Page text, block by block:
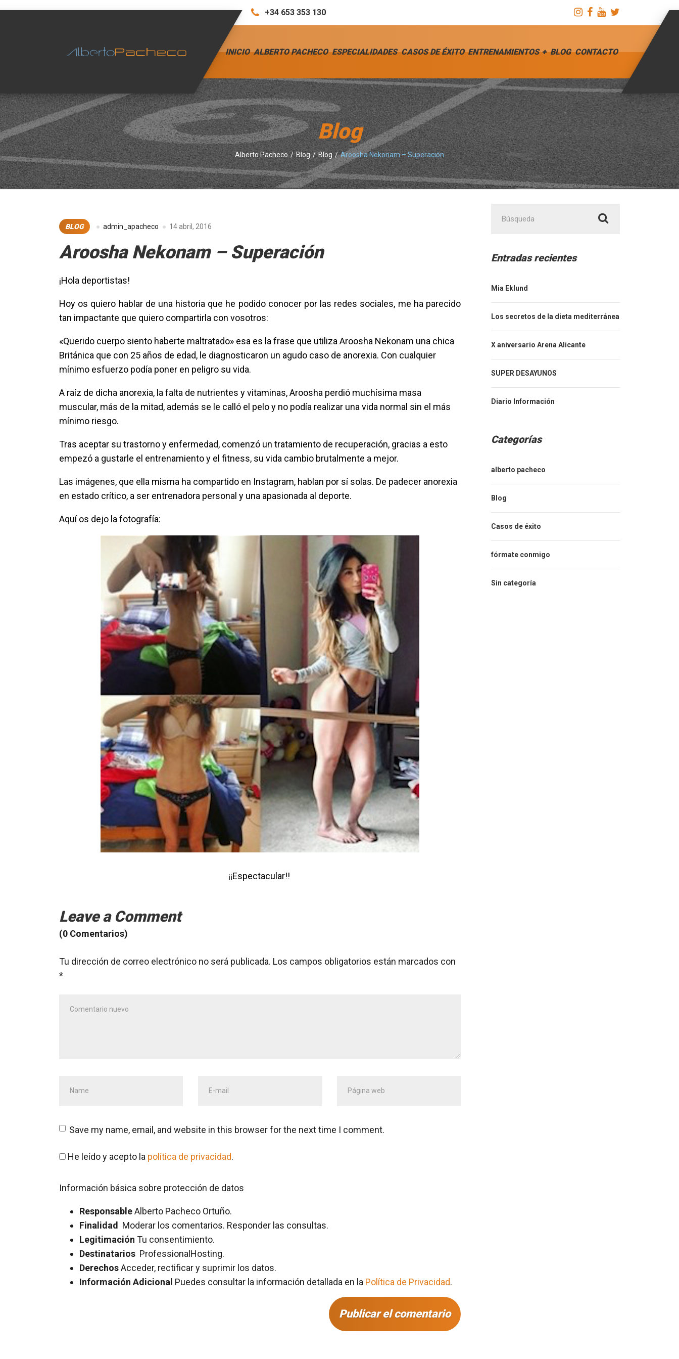
+34 653 353 130
INICIO ALBERTO PACHECO ESPECIALIDADES CASOS DE ÉXITO ENTRENAMIENTOS BLOG CONTACTO
Blog
Alberto Pacheco Blog Blog Aroosha Nekonam – Superación
BLOG admin_apacheco 14 abril, 2016
Aroosha Nekonam – Superación
¡Hola deportistas!
Hoy os quiero hablar de una historia que he podido conocer por las redes sociales, me ha parecido
tan impactante que quiero compartirla con vosotros:
«Querido cuerpo siento haberte maltratado» esa es la frase que utiliza Aroosha Nekonam una chica
Británica que con 25 años de edad, le diagnosticaron un agudo caso de anorexia. Con cualquier
mínimo esfuerzo podía poner en peligro su vida.
A raíz de dicha anorexia, la falta de nutrientes y vitaminas, Aroosha perdió muchísima masa
muscular, más de la mitad, además se le calló el pelo y no podía realizar una vida normal sin el más
mínimo riesgo.
Tras aceptar su trastorno y enfermedad, comenzó un tratamiento de recuperación, gracias a esto
empezó a gustarle el entrenamiento y el fitness, su vida cambio brutalmente a mejor.
Las imágenes, que ella misma ha compartido en Instagram, hablan por sí solas. De padecer anorexia
en estado crítico, a ser entrenadora personal y una apasionada al deporte.
Aquí os dejo la fotografía:
¡¡Espectacular!!
Leave a Comment
(0 Comentarios)
Tu dirección de correo electrónico no será publicada. Los campos obligatorios están marcados con
*
comentario*
apellido
electrónico
web
Save my name, email, and website in this browser for the next time I comment.
He leído y acepto la política de privacidad.
Información básica sobre protección de datos
ResponsableAlberto Pacheco Ortuño.
Finalidad Moderar los comentarios. Responder las consultas.
Legitimación Tu consentimiento.
Destinatarios ProfessionalHosting.
DerechosAcceder, rectificar y suprimir los datos.
Información Adicional Puedes consultar la información detallada en la Política de Privacidad.
Entradas recientes
Mia Eklund
Los secretos de la dieta mediterránea
X aniversario Arena Alicante
SUPER DESAYUNOS
Diario Información
Categorías
alberto pacheco
Blog
Casos de éxito
fórmate conmigo
Sin categoría